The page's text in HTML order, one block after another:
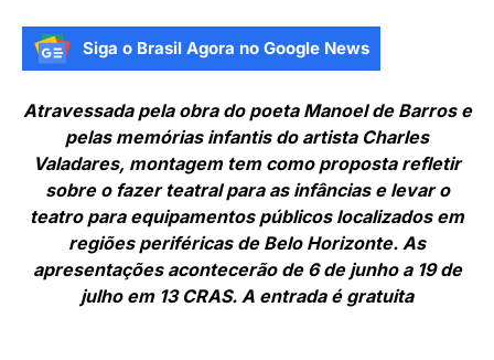
Siga o Brasil Agora no Google News
Atravessada pela obra do poeta Manoel de Barros e
pelas memórias infantis do artista Charles
Valadares, montagem tem como proposta refletir
sobre o fazer teatral para as infâncias e levar o
teatro para equipamentos públicos localizados em
regiões periféricas de Belo Horizonte. As
apresentações acontecerão de 6 de junho a 19 de
julho em 13 CRAS. A entrada é gratuita